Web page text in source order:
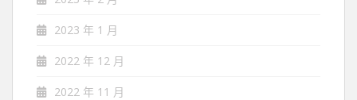
2023 年 1 月
2022 年 12 月
2022 年 11 月